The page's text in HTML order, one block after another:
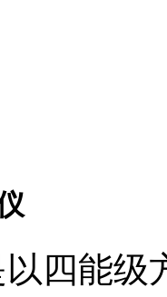
四能级